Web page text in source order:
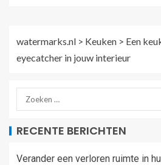
watermarks.nl > Keuken > Een
eyecatcher in jouw interieur
RECENTE BERICHTEN
Verander een verloren ruimte in